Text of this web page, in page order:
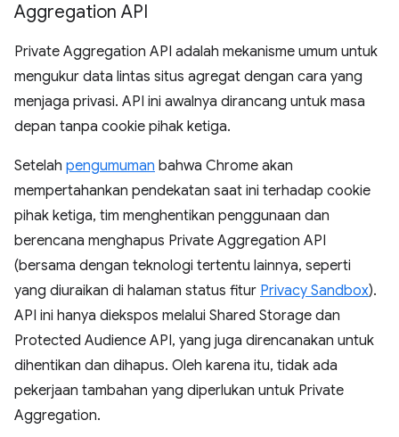
Aggregation API
Private Aggregation API adalah mekanisme umum untuk
mengukur data lintas situs agregat dengan cara yang
menjaga privasi. API ini awalnya dirancang untuk masa
depan tanpa cookie pihak ketiga.
Setelah pengumuman bahwa Chrome akan
mempertahankan pendekatan saat ini terhadap cookie
pihak ketiga, tim menghentikan penggunaan dan
berencana menghapus Private Aggregation API
(bersama dengan teknologi tertentu lainnya, seperti
yang diuraikan di halaman status fitur Privacy Sandbox).
API ini hanya diekspos melalui Shared Storage dan
Protected Audience API, yang juga direncanakan untuk
dihentikan dan dihapus. Oleh karena itu, tidak ada
pekerjaan tambahan yang diperlukan untuk Private
Aggregation.